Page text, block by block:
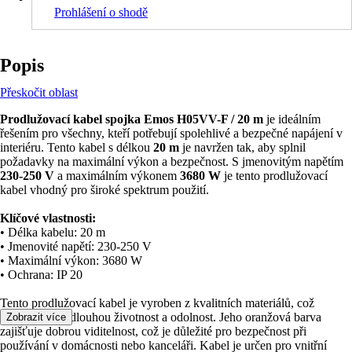
Prohlášení o shodě
Popis
Přeskočit oblast
Prodlužovací kabel spojka Emos H05VV-F / 20 m je ideálním
řešením pro všechny, kteří potřebují spolehlivé a bezpečné napájení v
interiéru. Tento kabel s délkou 20 m je navržen tak, aby splnil
požadavky na maximální výkon a bezpečnost. S jmenovitým napětím
230-250 V a maximálním výkonem 3680 W je tento prodlužovací
kabel vhodný pro široké spektrum použití.
Klíčové vlastnosti:
• Délka kabelu: 20 m
• Jmenovité napětí: 230-250 V
• Maximální výkon: 3680 W
• Ochrana: IP 20
Tento prodlužovací kabel je vyroben z kvalitních materiálů, což
zajišťuje jeho dlouhou životnost a odolnost. Jeho oranžová barva
zajišťuje dobrou viditelnost, což je důležité pro bezpečnost při
používání v domácnosti nebo kanceláři. Kabel je určen pro vnitřní
Zobrazit více